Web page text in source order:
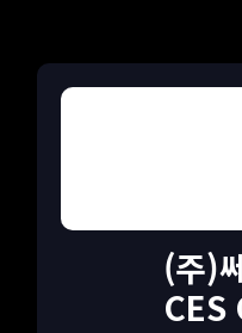
(주)